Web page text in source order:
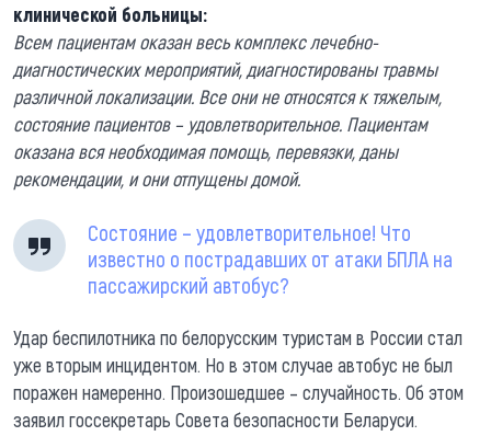
клинической больницы:
Всем пациентам оказан весь комплекс лечебно-
диагностических мероприятий, диагностированы травмы
различной локализации. Все они не относятся к тяжелым,
состояние пациентов – удовлетворительное. Пациентам
оказана вся необходимая помощь, перевязки, даны
рекомендации, и они отпущены домой.
Состояние – удовлетворительное! Что
известно о пострадавших от атаки БПЛА на
пассажирский автобус?
Удар беспилотника по белорусским туристам в России стал
уже вторым инцидентом. Но в этом случае автобус не был
поражен намеренно. Произошедшее – случайность. Об этом
заявил госсекретарь Совета безопасности Беларуси.